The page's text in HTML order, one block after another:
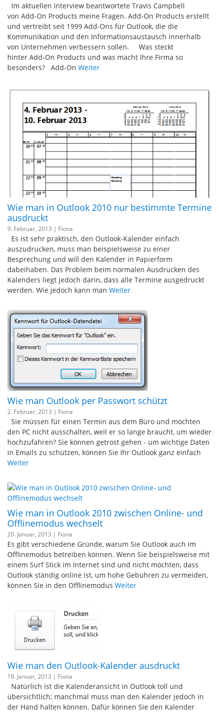
Im aktuellen Interview beantwortete Travis Campbell
von Add-On Products meine Fragen. Add-On Products erstellt
und vertreibt seit 1999 Add-Ons für Outlook, die die
Kommunikation und den Informationsaustausch innerhalb
von Unternehmen verbessern sollen. Was steckt
hinter Add-On Products und was macht Ihre Firma so
besonders? Add-On Weiter
Wie man in Outlook 2010 nur bestimmte Termine
ausdruckt
9. Februar, 2013 | Fiona
Es ist sehr praktisch, den Outlook-Kalender einfach
auszudrucken, muss man beispielsweise zu einer
Besprechung und will den Kalender in Papierform
dabeihaben. Das Problem beim normalen Ausdrucken des
Kalenders liegt jedoch darin, dass alle Termine ausgedruckt
werden. Wie jedoch kann man Weiter
Wie man Outlook per Passwort schützt
2. Februar, 2013 | Fiona
Sie müssen für einen Termin aus dem Büro und möchten
den PC nicht ausschalten, weil er so lange braucht, um wieder
hochzufahren? Sie können getrost gehen - um wichtige Daten
in Emails zu schützen, können Sie Ihr Outlook ganz einfach
Weiter
Wie man in Outlook 2010 zwischen Online- und
Offlinemodus wechselt
20. Januar, 2013 | Fiona
Es gibt verschiedene Gründe, warum Sie Outlook auch im
Offlinemodus betreiben können. Wenn Sie beispielsweise mit
einem Surf Stick im Internet sind und nicht möchten, dass
Outlook ständig online ist, um hohe Gebühren zu vermeiden,
können Sie in den Offlinemodus Weiter
Wie man den Outlook-Kalender ausdruckt
18. Januar, 2013 | Fiona
Natürlich ist die Kalenderansicht in Outlook toll und
übersichtlich; manchmal muss man den Kalender jedoch in
der Hand halten können. Dafür können Sie den Kalender